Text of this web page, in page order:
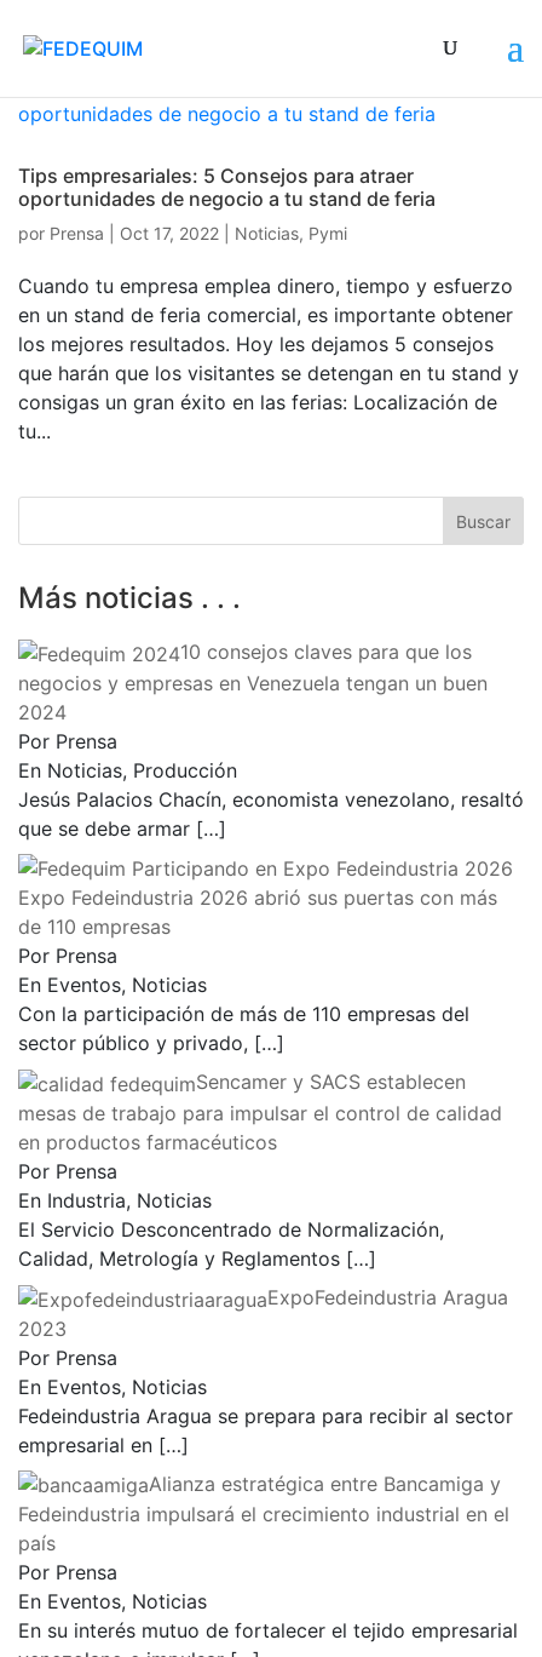
Tips empresariales: 5 Consejos para atraer
oportunidades de negocio a tu stand de feria
por Prensa Oct 17, 2022 Noticias, Pymi
Cuando tu empresa emplea dinero, tiempo y esfuerzo
en un stand de feria comercial, es importante obtener
los mejores resultados. Hoy les dejamos 5 consejos
que harán que los visitantes se detengan en tu stand y
consigas un gran éxito en las ferias: Localización de
tu...
Más noticias . . .
10 consejos claves para que los
negocios y empresas en Venezuela tengan un buen
2024
Por Prensa
En Noticias, Producción
Jesús Palacios Chacín, economista venezolano, resaltó
que se debe armar […]
Expo Fedeindustria 2026 abrió sus puertas con más
de 110 empresas
Por Prensa
En Eventos, Noticias
Con la participación de más de 110 empresas del
sector público y privado, […]
Sencamer y SACS establecen
mesas de trabajo para impulsar el control de calidad
en productos farmacéuticos
Por Prensa
En Industria, Noticias
El Servicio Desconcentrado de Normalización,
Calidad, Metrología y Reglamentos […]
ExpoFedeindustria Aragua
2023
Por Prensa
En Eventos, Noticias
Fedeindustria Aragua se prepara para recibir al sector
empresarial en […]
Alianza estratégica entre Bancamiga y
Fedeindustria impulsará el crecimiento industrial en el
país
Por Prensa
En Eventos, Noticias
En su interés mutuo de fortalecer el tejido empresarial